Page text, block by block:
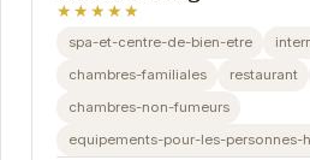
★★★★★
spa-et-centre-de-bien-etre
chambres-familiales
restaurant
chambres-non-fumeurs
equipements-pour-les-personnes-